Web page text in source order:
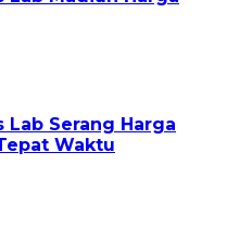
Lab Serang Harga
Waktu